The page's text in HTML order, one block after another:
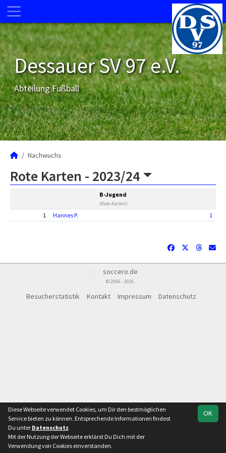
Dessauer SV 97 e.V.
Abteilung Fußball
Nachwuchs
Rote Karten - 2023/24
B-Jugend
(Rote Karten)
1 Hannes P. 1
soccero.de
© 2006 - 2026
Besucherstatistik Kontakt Impressum Datenschutz
OK
Diese Webseite verwendet Cookies, um Dir den bestmöglichen
Service bieten zu können. Entsprechende Informationen findest
Du unter Datenschutz.
Mit der Nutzung der Webseite erklärst Du Dich mit der
Verwendung von Cookies einverstanden.